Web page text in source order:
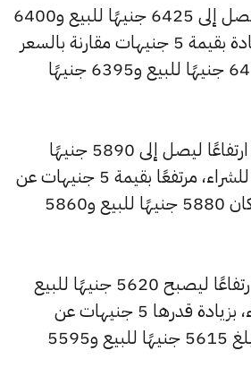
ارتفع سعر عيار 24 ليصل إلى 6425 جنيهًا للبيع و6400
جنيهًا للشراء، بعد زيادة بقيمة 5 جنيهات مقارنة بالسعر
السابق الذي بلغ 6415 جنيهًا للبيع و6395 جنيهًا
وسجل سعر عيار 22 ارتفاعًا ليصل إلى 5890 جنيهًا
للبيع و5865 جنيهًا للشراء، مرتفعًا بقيمة 5 جنيهات عن
السعر السابق الذي كان 5880 جنيهًا للبيع و5860
وشهد سعر عيار 21 ارتفاعًا ليصبح 5620 جنيهًا للبيع
و5600 جنيهًا للشراء، بزيادة قدرها 5 جنيهات عن
السعر السابق الذي بلغ 5615 جنيهًا للبيع و5595